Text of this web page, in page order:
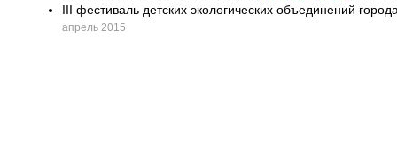
III фестиваль детских экологических объединений
апрель 2015